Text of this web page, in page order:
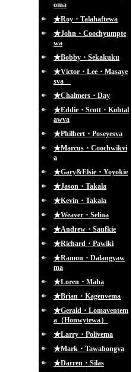
oma
★Roy・Talahaftewa
★John・Coochyumpte
wa
★Bobby・Sekakuku
★Victor・Lee・Masaye
sva
★Chalmers・Day
★Eddie・Scott・Kohtal
awva
★Philbert・Poseyesva
★Marcus・Coochwikvi
a
★Gary&Elsie・Yoyokie
★Jason・Takala
★Kevin・Takala
★Weaver・Selina
★Andrew・Saufkie
★Richard・Pawiki
★Ramon・Dalangyaw
ma
★Loren・Maha
★Brian・Kagenvema
★Gerald・Lomaventem
a（Honwytewa）
★Larry・Polivema
★Mark・Tawahongva
★Darren・Silas